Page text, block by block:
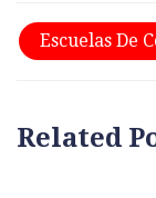
Escuelas De
Related